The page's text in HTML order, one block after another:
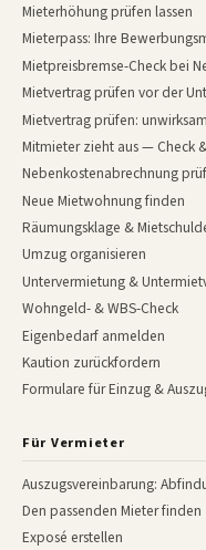
Mieterhöhung prüfen lassen
Mieterpass: Ihre
Mietpreisbremse-Check bei
Mietvertrag prüfen vor der
Mietvertrag prüfen:
Mitmieter zieht aus — Check
Nebenkostenabrechnung
Neue Mietwohnung finden
Räumungsklage &
Umzug organisieren
Untervermietung &
Wohngeld- & WBS-Check
Eigenbedarf anmelden
Kaution zurückfordern
Formulare für Einzug &
Für Vermieter
Auszugsvereinbarung:
Den passenden Mieter finden
Exposé erstellen